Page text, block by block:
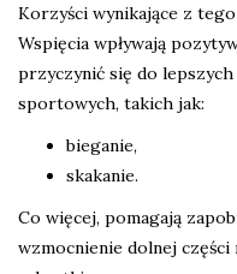
Korzyści wynikające z
Wspięcia wpływają
przyczynić się do
sportowych, takich jak:
bieganie,
skakanie.
Co więcej, pomagają
wzmocnienie dolnej